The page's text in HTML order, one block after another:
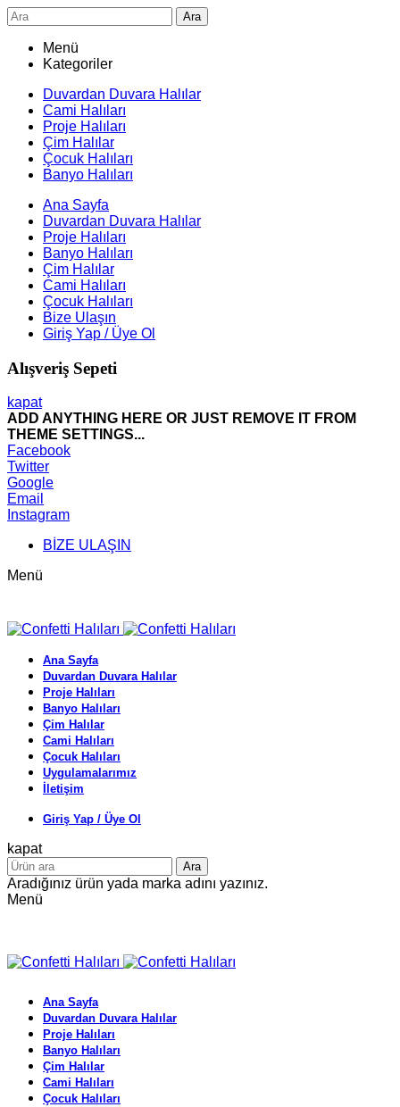
Ara
Menü
Kategoriler
Duvardan Duvara Halılar
Cami Halıları
Proje Halıları
Çim Halılar
Çocuk Halıları
Banyo Halıları
Ana Sayfa
Duvardan Duvara Halılar
Proje Halıları
Banyo Halıları
Çim Halılar
Cami Halıları
Çocuk Halıları
Bize Ulaşın
Giriş Yap / Üye Ol
Alışveriş Sepeti
kapat
ADD ANYTHING HERE OR JUST REMOVE IT FROM
THEME SETTINGS...
Facebook
Twitter
Google
Email
Instagram
BİZE ULAŞIN
Menü
Ana Sayfa
Duvardan Duvara Halılar
Proje Halıları
Banyo Halıları
Çim Halılar
Cami Halıları
Çocuk Halıları
Uygulamalarımız
İletişim
Giriş Yap / Üye Ol
kapat
Ara
Aradığınız ürün yada marka adını yazınız.
Menü
Ana Sayfa
Duvardan Duvara Halılar
Proje Halıları
Banyo Halıları
Çim Halılar
Cami Halıları
Çocuk Halıları